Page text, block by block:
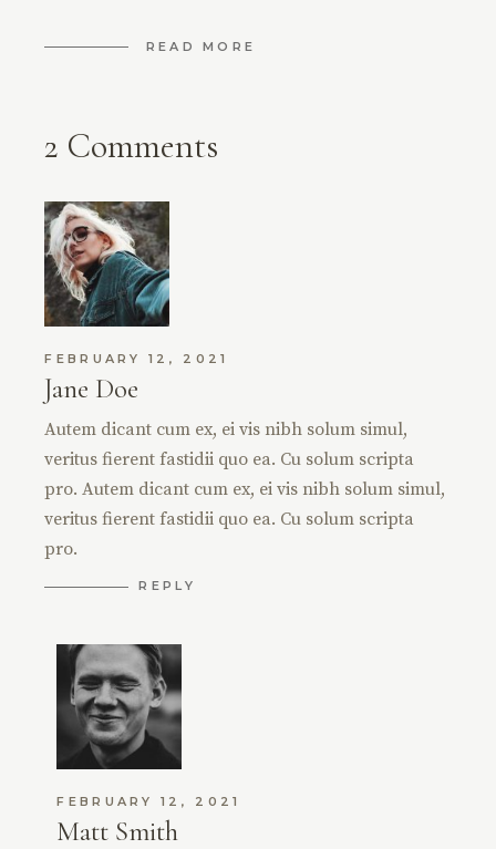
READ MORE
2 Comments
FEBRUARY 12, 2021
Jane Doe
Autem dicant cum ex, ei vis nibh solum simul,
veritus fierent fastidii quo ea. Cu solum scripta
pro. Autem dicant cum ex, ei vis nibh solum simul,
veritus fierent fastidii quo ea. Cu solum scripta
pro.
REPLY
FEBRUARY 12, 2021
Matt Smith